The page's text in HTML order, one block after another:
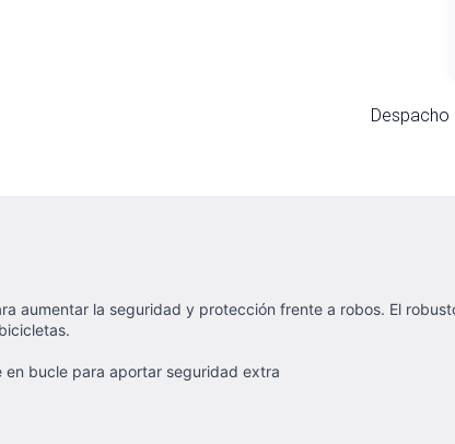
Despacho
aumentar la seguridad y protección frente a robos. El
bucle para aportar seguridad extra